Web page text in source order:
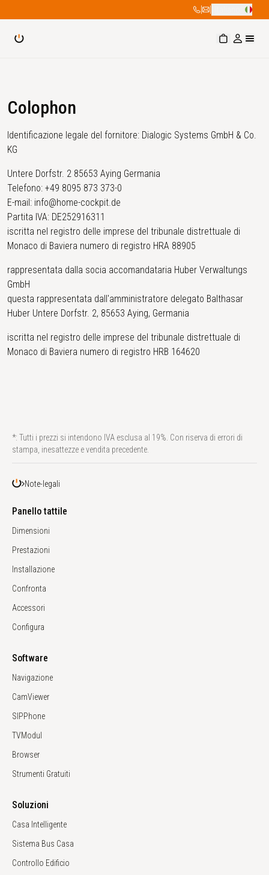
| |
Colophon
Identificazione legale del fornitore: Dialogic Systems GmbH & Co.
KG
Untere Dorfstr. 2 85653 Aying Germania
Telefono: +49 8095 873 373-0
E-mail: info@home-cockpit.de
Partita IVA: DE252916311
iscritta nel registro delle imprese del tribunale distrettuale di
Monaco di Baviera numero di registro HRA 88905
rappresentata dalla socia accomandataria Huber Verwaltungs
GmbH
questa rappresentata dall'amministratore delegato Balthasar
Huber Untere Dorfstr. 2, 85653 Aying, Germania
iscritta nel registro delle imprese del tribunale distrettuale di
Monaco di Baviera numero di registro HRB 164620
*: Tutti i prezzi si intendono IVA esclusa al 19%. Con riserva di errori di
stampa, inesattezze e vendita precedente.
Note-legali
Panello tattile
Dimensioni
Prestazioni
Installazione
Confronta
Accessori
Configura
Software
Navigazione
CamViewer
SIPPhone
TVModul
Browser
Strumenti Gratuiti
Soluzioni
Casa Intelligente
Sistema Bus Casa
Controllo Edificio